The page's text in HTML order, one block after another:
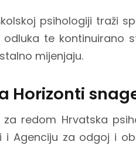
psihologiji traži
odluka te kontinuirano
mijenjaju.
Horizonti
redom Hrvatska
i Agenciju za odgoj i